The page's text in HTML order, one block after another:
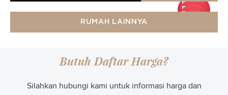
DP
25
DP
25 jt
RUMAH LAINNYA
Butuh Daftar Harga?
Silahkan hubungi kami untuk informasi harga dan